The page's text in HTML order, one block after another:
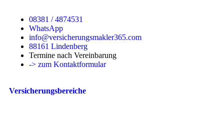
08381 / 4874531
WhatsApp
info@versicherungsmakler365.com
88161 Lindenberg
Termine nach Vereinbarung
-> zum Kontaktformular
Versicherungsbereiche